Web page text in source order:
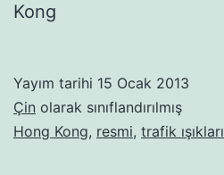
Kong
Yayım tarihi 15 Ocak 2013
Çin olarak sınıflandırılmış
Hong Kong, resmi, trafik ışıkları